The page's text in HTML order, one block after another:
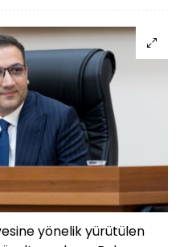
yönelik yürütülen